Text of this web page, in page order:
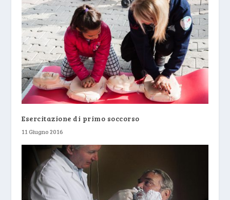
Esercitazione di primo soccorso
11 Giugno 2016